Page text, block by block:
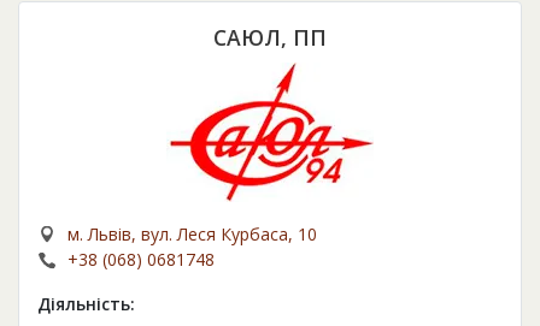
САЮЛ, ПП
м. Львів, вул. Леся Курбаса, 10
+38 (068) 0681748
Діяльність: